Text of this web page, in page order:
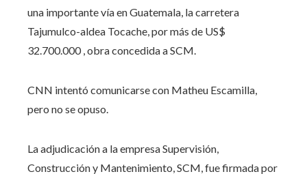
una importante vía en Guatemala, la carretera
Tajumulco-aldea Tocache, por más de US$
32.700.000 , obra concedida a SCM.
CNN intentó comunicarse con Matheu Escamilla,
pero no se opuso.
La adjudicación a la empresa Supervisión,
Construcción y Mantenimiento, SCM, fue firmada por